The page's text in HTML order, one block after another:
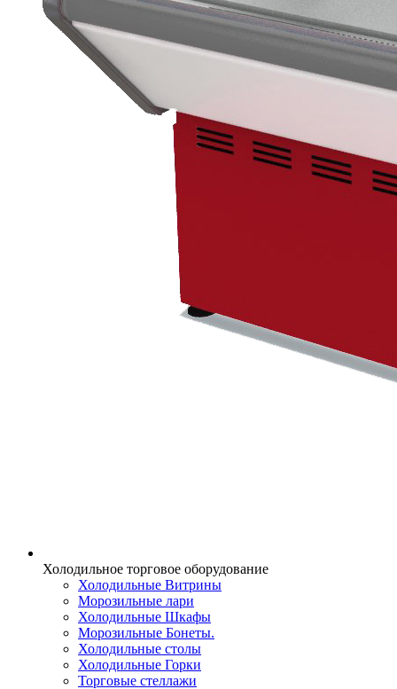
Холодильное торговое оборудование
Холодильные Витрины
Морозильные лари
Холодильные Шкафы
Морозильные Бонеты.
Холодильные столы
Холодильные Горки
Торговые стеллажи